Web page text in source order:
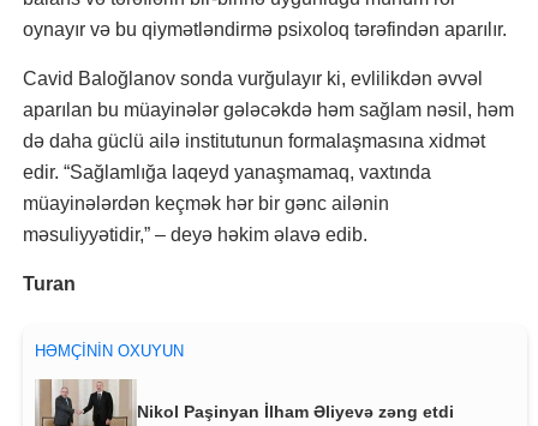
oynayır və bu qiymətləndirmə psixoloq tərəfindən aparılır.
Cavid Baloğlanov sonda vurğulayır ki, evlilikdən əvvəl
aparılan bu müayinələr gələcəkdə həm sağlam nəsil, həm
də daha güclü ailə institutunun formalaşmasına xidmət
edir. “Sağlamlığa laqeyd yanaşmamaq, vaxtında
müayinələrdən keçmək hər bir gənc ailənin
məsuliyyətidir,” – deyə həkim əlavə edib.
Turan
HƏMÇININ OXUYUN
Nikol Paşinyan İlham Əliyevə zəng etdi